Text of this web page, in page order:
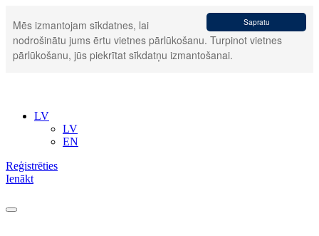
Sapratu
Mēs izmantojam sīkdatnes, lai
nodrošinātu jums ērtu vietnes pārlūkošanu. Turpinot vietnes
pārlūkošanu, jūs piekrītat sīkdatņu izmantošanai.
LV
LV
EN
Reģistrēties
Ienākt